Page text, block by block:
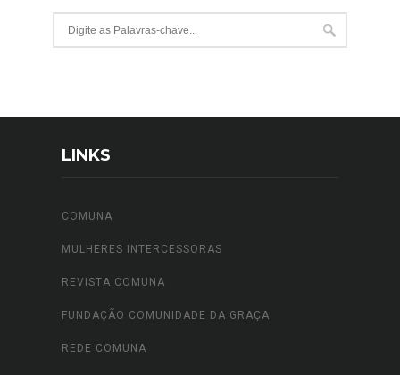
LINKS
COMUNA
MULHERES INTERCESSORAS
REVISTA COMUNA
FUNDAÇÃO COMUNIDADE DA GRAÇA
REDE COMUNA